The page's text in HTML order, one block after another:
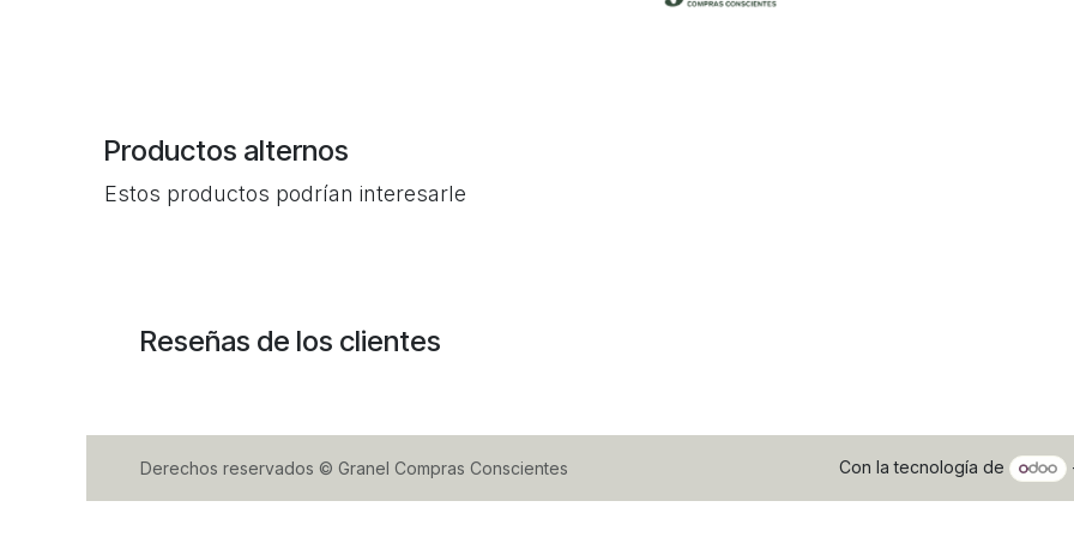
Productos alternos
Estos productos podrían interesarle
Reseñas de los clientes
Derechos reservados © Granel Compras Conscientes Con la tecnología de